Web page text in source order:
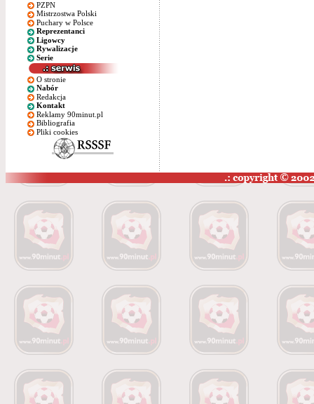
PZPN
Mistrzostwa Polski
Puchary w Polsce
Reprezentanci
Ligowcy
Rywalizacje
Serie
O stronie
Nabór
Redakcja
Kontakt
Reklamy 90minut.pl
Bibliografia
Pliki cookies